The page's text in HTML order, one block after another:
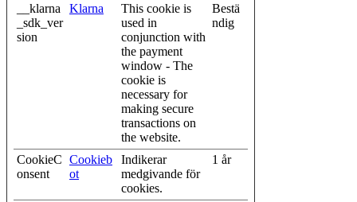
__klarna
_sdk_ver
sion
Klarna
This cookie is
used in
conjunction with
the payment
window - The
cookie is
necessary for
making secure
transactions on
the website.
Bestä
ndig
CookieC
onsent
Cookieb
ot
Indikerar
medgivande för
cookies.
1 år